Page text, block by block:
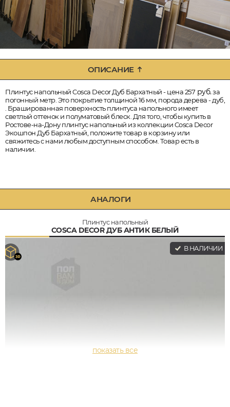
ОПИСАНИЕ
Плинтус напольный Cosca Decor Дуб Бархатный - цена 257 руб.за
погонный метр. Это покрытие толщиной 16 мм, порода дерева - дуб,
. Брашированная поверхность плинтуса напольного имеет
светлый оттенок и полуматовый блеск. Для того, чтобы купить в
Ростове-на-Дону плинтус напольный из коллекции Cosca Decor
Экошпон Дуб Бархатный, положите товар в корзину или
свяжитесь с нами любым доступным способом. Товар есть в
наличии.
АНАЛОГИ
Плинтус напольный
COSCA DECOR ДУБ АНТИК БЕЛЫЙ
В НАЛИЧИИ